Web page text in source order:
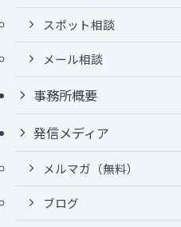
スポット相談
メール相談
事務所概要
発信メディア
メルマガ（無料）
ブログ